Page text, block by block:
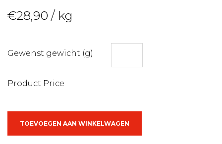
€28,90 / kg
Gewenst gewicht (g)
Product Price
TOEVOEGEN AAN WINKELWAGEN